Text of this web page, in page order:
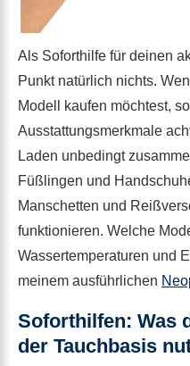
Als Soforthilfe für deinen
Punkt natürlich nichts.
Modell kaufen möchtest,
Ausstattungsmerkmale
Laden unbedingt
Füßlingen und
Manschetten und
funktionieren. Welche
Wassertemperaturen und
meinem ausführlichen
Soforthilfen: Was
der Tauchbasis